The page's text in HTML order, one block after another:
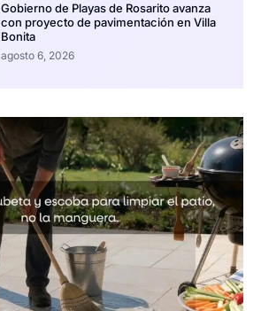
Gobierno de Playas de Rosarito avanza
con proyecto de pavimentación en Villa
Bonita
agosto 6, 2026